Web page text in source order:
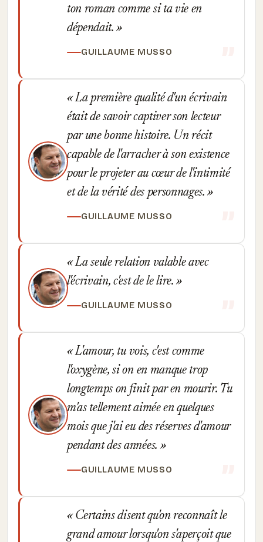
ton roman comme si ta vie en
dépendait.
GUILLAUME MUSSO
La première qualité d'un écrivain
était de savoir captiver son lecteur
par une bonne histoire. Un récit
capable de l'arracher à son existence
pour le projeter au cœur de l'intimité
et de la vérité des personnages.
GUILLAUME MUSSO
La seule relation valable avec
l'écrivain, c'est de le lire.
GUILLAUME MUSSO
L'amour, tu vois, c'est comme
l'oxygène, si on en manque trop
longtemps on finit par en mourir. Tu
m'as tellement aimée en quelques
mois que j'ai eu des réserves d'amour
pendant des années.
GUILLAUME MUSSO
Certains disent qu'on reconnaît le
grand amour lorsqu'on s'aperçoit que